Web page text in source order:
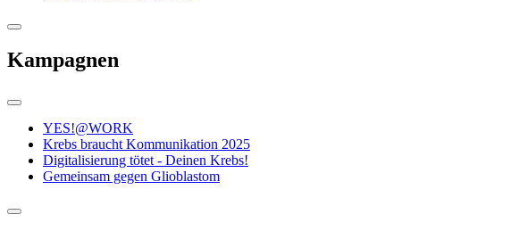
Kampagnen
YES!@WORK
Krebs braucht Kommunikation 2025
Digitalisierung tötet - Deinen Krebs!
Gemeinsam gegen Glioblastom